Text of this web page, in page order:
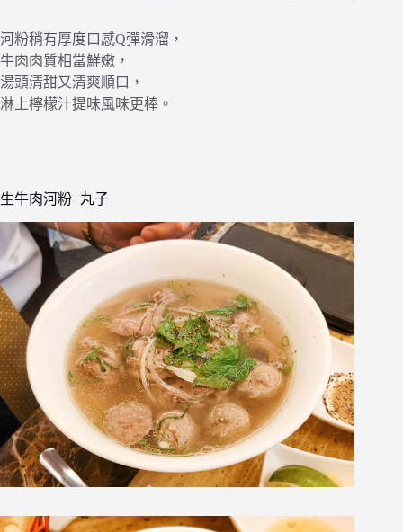
河粉稍有厚度口感Q彈滑溜，
牛肉肉質相當鮮嫩，
湯頭清甜又清爽順口，
淋上檸檬汁提味風味更棒。
生牛肉河粉+丸子